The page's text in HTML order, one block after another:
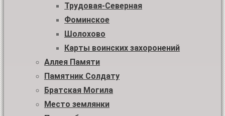
Трудовая-Северная
Фоминское
Шолохово
Карты воинских захоронений
Аллея Памяти
Памятник Солдату
Братская Могила
Место землянки